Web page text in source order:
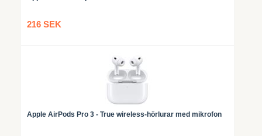
216 SEK
Apple AirPods Pro 3 - True wireless-hörlurar med mikrofon